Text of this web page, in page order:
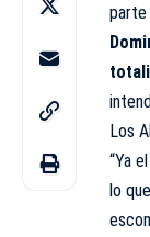
parte
Los
“Ya
lo